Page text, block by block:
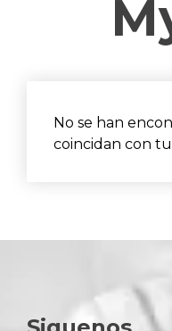
No se han
coincidan con